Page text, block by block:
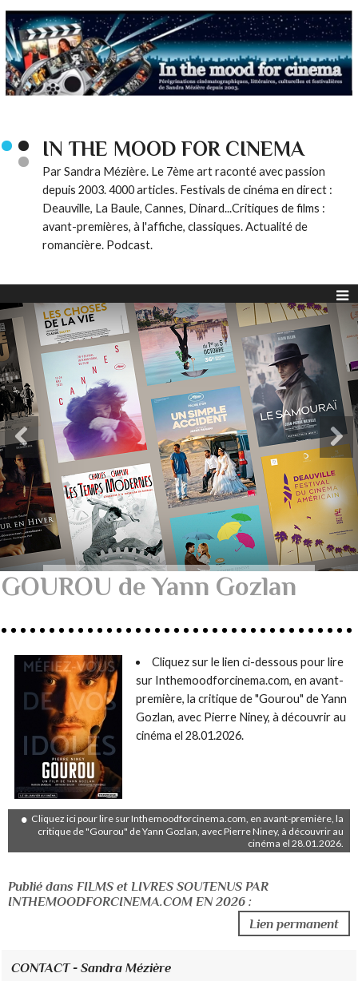
IN THE MOOD FOR CINEMA
Par Sandra Mézière. Le 7ème art raconté avec passion
depuis 2003. 4000 articles. Festivals de cinéma en direct :
Deauville, La Baule, Cannes, Dinard...Critiques de films :
avant-premières, à l'affiche, classiques. Actualité de
romancière. Podcast.
GOUROU de Yann Gozlan
Cliquez sur le lien ci-dessous pour lire
sur Inthemoodforcinema.com, en avant-
première, la critique de "Gourou" de Yann
Gozlan, avec Pierre Niney, à découvrir au
cinéma el 28.01.2026.
Cliquez ici pour lire sur Inthemoodforcinema.com, en avant-première, la
critique de "Gourou" de Yann Gozlan, avec Pierre Niney, à découvrir au
cinéma el 28.01.2026.
Publié dans FILMS et LIVRES SOUTENUS PAR
INTHEMOODFORCINEMA.COM EN 2026 :
Lien permanent
CONTACT - Sandra Mézière